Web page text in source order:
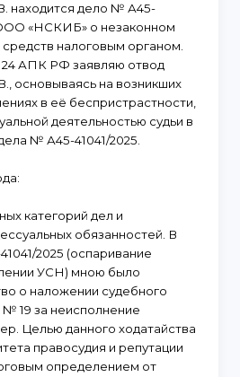
находится дело № А45-
«НСКИБ» о незаконном
налоговым органом.
24 АПК РФ заявляю отвод
основываясь на возникших
в её беспристрастности,
деятельностью судьи в
№ А45-41041/2025.
категорий дел и
обязанностей. В
2025 (оспаривание
УСН) мною было
о наложении судебного
за неисполнение
Целью данного ходатайства
правосудия и репутации
определением от